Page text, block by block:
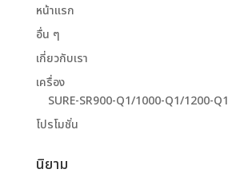
หน้าแรก
อื่น ๆ
เกี่ยวกับเรา
เครื่อง
SURE-SR900-Q1/1000-Q1/1200-Q1
โปรโมชั่น
นิยาม